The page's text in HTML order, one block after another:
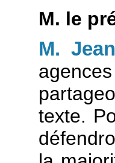
M. le
M.
texte.